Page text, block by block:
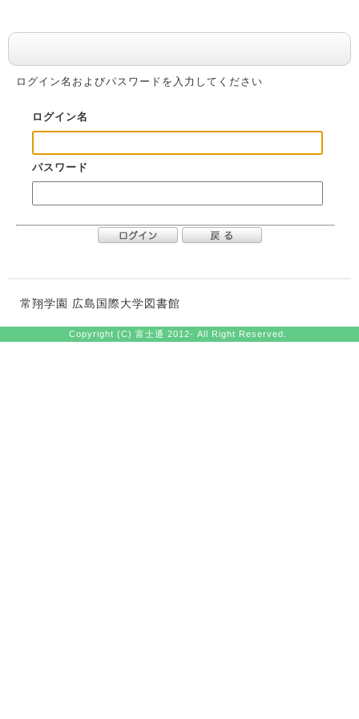
ログイン名およびパスワードを入力してください
ログイン名
パスワード
常翔学園 広島国際大学図書館
Copyright (C) 富士通 2012- All Right Reserved.